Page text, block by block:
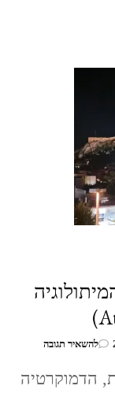
להשאיר תגובהבנושא
–
הדמוקרטיה